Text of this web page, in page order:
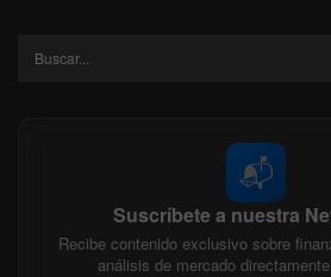
📬
Suscríbete a nuestra
Recibe contenido exclusivo sobre
análisis de mercado